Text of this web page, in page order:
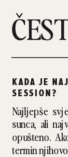
Najljepše
sunca, ali
opušteno.
termin
KADA JE
SESSION?